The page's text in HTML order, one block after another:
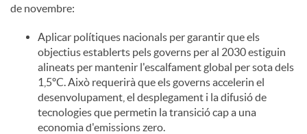
de novembre:
Aplicar polítiques nacionals per garantir que els
objectius establerts pels governs per al 2030 estiguin
alineats per mantenir l'escalfament global per sota dels
1,5ºC. Això requerirà que els governs accelerin el
desenvolupament, el desplegament i la difusió de
tecnologies que permetin la transició cap a una
economia d'emissions zero.